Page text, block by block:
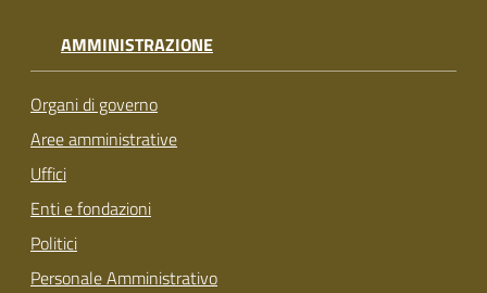
AMMINISTRAZIONE
Organi di governo
Aree amministrative
Uffici
Enti e fondazioni
Politici
Personale Amministrativo